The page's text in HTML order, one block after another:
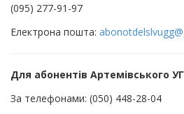
(095) 277-91-97
Електрона пошта:
Для абонентів Артемівського
За телефонами: (050) 448-28-04